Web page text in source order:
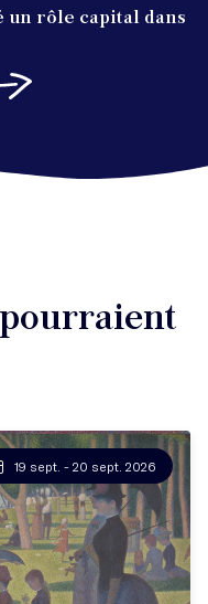
un rôle capital dans
19 sept. - 20 sept. 2026